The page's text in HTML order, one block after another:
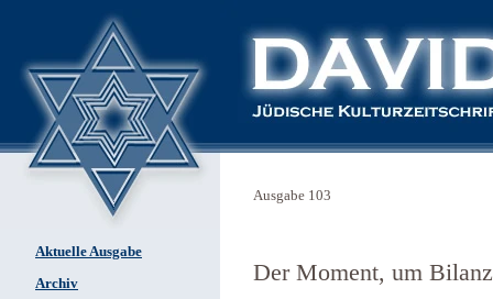
Aktuelle Ausgabe
Archiv
Ausgabe 103
Der Moment, um